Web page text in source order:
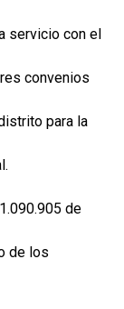
servicio con el
convenios
para la
de
de los